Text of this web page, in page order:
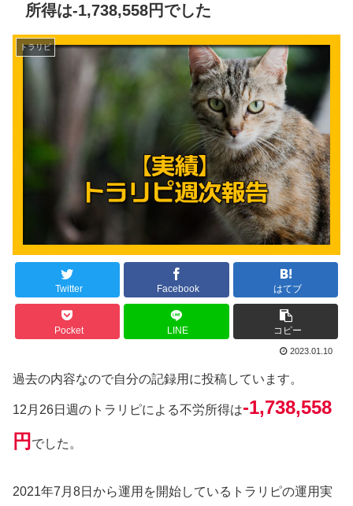
所得は-1,738,558円でした
トラリピ
Twitter Facebook はてブ
Pocket LINE コピー
2023.01.10
過去の内容なので自分の記録用に投稿しています。
12月26日週のトラリピによる不労所得は-1,738,558
円 でした。
2021年7月8日から運用を開始しているトラリピの運用実